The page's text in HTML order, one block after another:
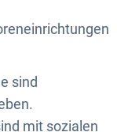
sind
mit sozialen